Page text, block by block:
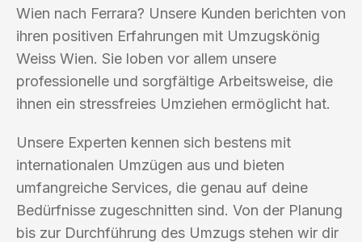
Wien nach Ferrara? Unsere Kunden berichten von
ihren positiven Erfahrungen mit Umzugskönig
Weiss Wien. Sie loben vor allem unsere
professionelle und sorgfältige Arbeitsweise, die
ihnen ein stressfreies Umziehen ermöglicht hat.
Unsere Experten kennen sich bestens mit
internationalen Umzügen aus und bieten
umfangreiche Services, die genau auf deine
Bedürfnisse zugeschnitten sind. Von der Planung
bis zur Durchführung des Umzugs stehen wir dir